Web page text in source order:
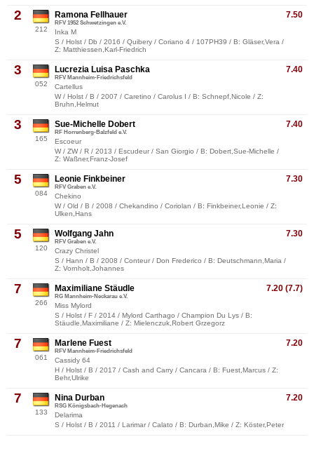
2
212
7.50
Ramona Fellhauer
RFV 1952 Schwetzingen e.V.
Inka M
S / Holst / Db / 2016 / Quibery / Coriano 4 / 107PH39 / B: Gläser,Vera /
Z: Matthiessen,Karl-Friedrich
3
052
7.40
Lucrezia Luisa Paschka
RFV Mannheim-Friedrichsfeld
Cartellus
W / Holst / B / 2007 / Caretino / Carolus I / B: Schnepf,Nicole / Z:
Bruhn,Helmut
3
165
7.40
Sue-Michelle Dobert
RF Horrenberg-Balzfeld e.V.
Escoeur
W / ZW / R / 2013 / Escudeur / San Giorgio / B: Dobert,Sue-Michelle /
Z: Waßner,Franz-Josef
5
084
7.30
Leonie Finkbeiner
RFV Graben e.V.
Chekino
W / Old / B / 2008 / Chekandino / Coriolan / B: Finkbeiner,Leonie / Z:
Ulken,Hans
5
120
7.30
Wolfgang Jahn
RFV Graben e.V.
Crazy Christel
S / Hann / B / 2008 / Conteur / Don Frederico / B: Deutschmann,Maria /
Z: Vornholt,Johannes
7
266
7.20 (7.7)
Maximiliane Stäudle
RG Mannheim-Neckarau e.V.
Miss Mylord
S / Holst / F / 2014 / Mylord Carthago / Champion Du Lys / B:
Stäudle,Maximiliane / Z: Mielenczuk,Robert Grzegorz
7
061
7.20
Marlene Fuest
RFV Mannheim-Friedrichsfeld
Cassidy 64
H / Holst / B / 2017 / Cash and Carry / Cancara / B: Fuest,Marcus / Z:
Behr,Ulrike
7
133
7.20
Nina Durban
RSG Königsbach-Hegenach
Delarima
S / Holst / B / 2011 / Larimar / Calato / B: Durban,Mike / Z: Köster,Peter